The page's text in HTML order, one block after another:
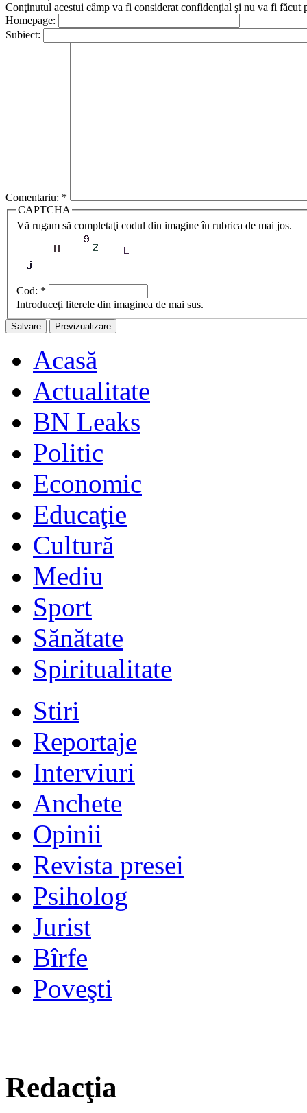
Conţinutul acestui câmp va fi considerat confidenţial şi nu va fi făcut
Homepage:
Subiect:
Comentariu: *
CAPTCHA
Vă rugam să completaţi codul din imagine în rubrica de mai jos.
Cod: *
Introduceţi literele din imaginea de mai sus.
Acasă
Actualitate
BN Leaks
Politic
Economic
Educaţie
Cultură
Mediu
Sport
Sănătate
Spiritualitate
Stiri
Reportaje
Interviuri
Anchete
Opinii
Revista presei
Psiholog
Jurist
Bîrfe
Poveşti
Redacţia